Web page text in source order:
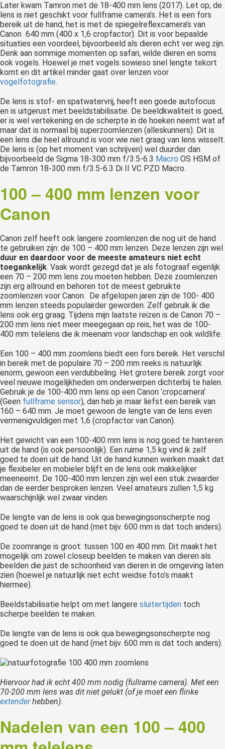
Later kwam Tamron met de 18-400 mm lens (2017). Let op, de
lens is niet geschikt voor fullframe camera’s. Het is een fors
bereik uit de hand, het is met de spiegelreflexcamera’s van
Canon 640 mm (400 x 1,6 cropfactor). Dit is voor bepaalde
situaties een voordeel, bijvoorbeeld als dieren echt ver weg zijn.
Denk aan sommige momenten op safari, wilde dieren en soms
ook vogels. Hoewel je met vogels sowieso snel lengte tekort
komt en dit artikel minder gaat over lenzen voor
vogelfotografie.
De lens is stof- en spatwatervrij, heeft een goede autofocus
en is uitgerust met beeldstabilisatie. De beeldkwaliteit is goed,
er is wel vertekening en de scherpte in de hoeken neemt wat af
maar dat is normaal bij superzoomlenzen (alleskunners). Dit is
een lens die heel allround is voor wie niet graag van lens wisselt.
De lens is (op het moment van schrijven) wel duurder dan
bijvoorbeeld de Sigma 18-300 mm f/3.5-6.3 Macro OS HSM of
de Tamron 18-300 mm f/3.5-6.3 Di II VC PZD Macro.
100 – 400 mm lenzen voor
Canon
Canon zelf heeft ook langere zoomlenzen die nog uit de hand
te gebruiken zijn: de 100 – 400 mm lenzen. Deze lenzen zijn wel
duur en daardoor voor de meeste amateurs niet echt
toegankelijk. Vaak wordt gezegd dat je als fotograaf eigenlijk
een 70 – 200 mm lens zou moeten hebben. Deze zoomlenzen
zijn erg allround en behoren tot de meest gebruikte
zoomlenzen voor Canon. De afgelopen jaren zijn de 100- 400
mm lenzen steeds populairder geworden. Zelf gebruik ik die
lens ook erg graag. Tijdens mijn laatste reizen is de Canon 70 –
200 mm lens niet meer meegegaan op reis, het was de 100-
400 mm telelens die ik meenam voor landschap en ook wildlife.
Een 100 – 400 mm zoomlens biedt een fors bereik. Het verschil
in bereik met de populaire 70 – 200 mm reeks is natuurlijk
enorm, gewoon een verdubbeling. Het grotere bereik zorgt voor
veel nieuwe mogelijkheden om onderwerpen dichterbij te halen.
Gebruik je de 100-400 mm lens op een Canon ‘cropcamera’
(Geen fullframe sensor), dan heb je maar liefst een bereik van
160 – 640 mm. Je moet gewoon de lengte van de lens even
vermenigvuldigen met 1,6 (cropfactor van Canon).
Het gewicht van een 100-400 mm lens is nog goed te hanteren
uit de hand (is ook persoonlijk). Een ruime 1,5 kg vind ik zelf
goed te doen uit de hand. Uit de hand kunnen werken maakt dat
je flexibeler en mobieler blijft en de lens ook makkelijker
meeneemt. De 100-400 mm lenzen zijn wel een stuk zwaarder
dan de eerder besproken lenzen. Veel amateurs zullen 1,5 kg
waarschijnlijk wel zwaar vinden.
De lengte van de lens is ook qua bewegingsonscherpte nog
goed te doen uit de hand (met bijv. 600 mm is dat toch anders).
De zoomrange is groot: tussen 100 en 400 mm. Dit maakt het
mogelijk om zowel closeup beelden te maken van dieren als
beelden die juist de schoonheid van dieren in de omgeving laten
zien (hoewel je natuurlijk niet echt weidse foto’s maakt
hiermee).
Beeldstabilisatie helpt om met langere sluitertijden toch
scherpe beelden te maken.
De lengte van de lens is ook qua bewegingsonscherpte nog
goed te doen uit de hand (met bijv. 600 mm is dat toch anders).
Hiervoor had ik echt 400 mm nodig (fullrame camera). Met een
70-200 mm lens was dit niet gelukt (of je moet een flinke
extenderhebben).
Nadelen van een 100 – 400